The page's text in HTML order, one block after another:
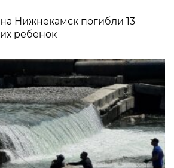
Нижнекамск погибли 13
ребенок